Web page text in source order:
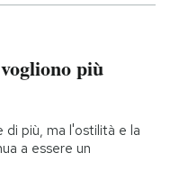
più
più, ma l'ostilità e la
a essere un